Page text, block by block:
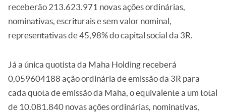
receberão 213.623.971 novas ações ordinárias,
nominativas, escriturais e sem valor nominal,
representativas de 45,98% do capital social da 3R.
Já a única quotista da Maha Holding receberá
0,059604188 ação ordinária de emissão da 3R para
cada quota de emissão da Maha, o equivalente a um total
de 10.081.840 novas ações ordinárias, nominativas,